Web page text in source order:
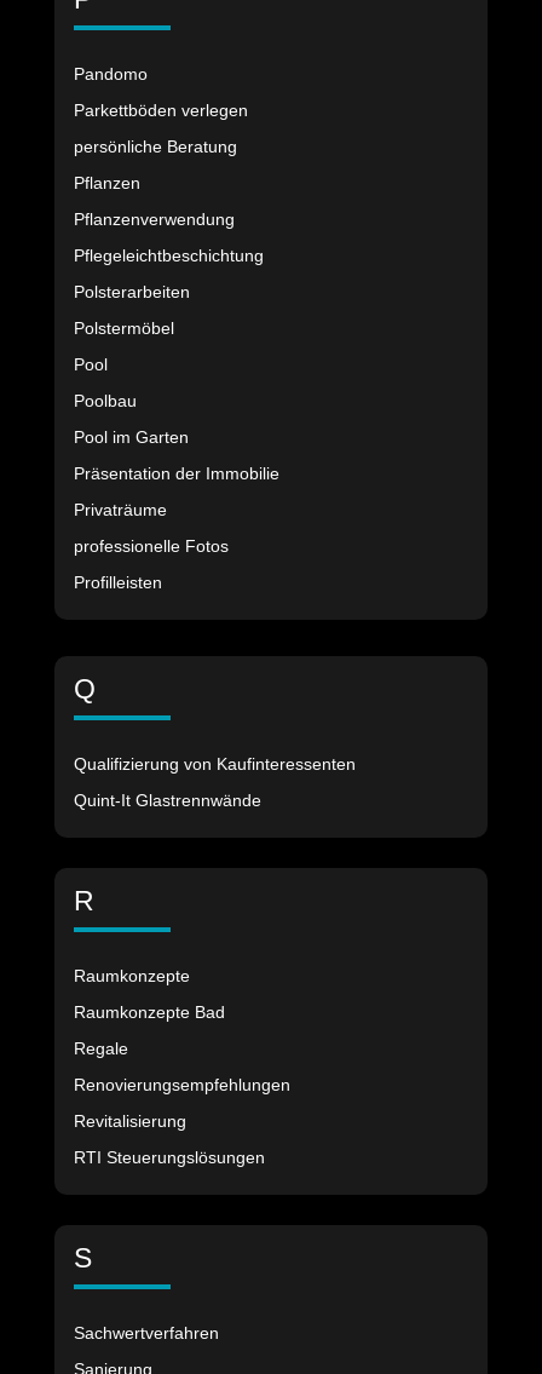
Pandomo
Parkettböden verlegen
persönliche Beratung
Pflanzen
Pflanzenverwendung
Pflegeleichtbeschichtung
Polsterarbeiten
Polstermöbel
Pool
Poolbau
Pool im Garten
Präsentation der Immobilie
Privaträume
professionelle Fotos
Profilleisten
Q
Qualifizierung von Kaufinteressenten
Quint-It Glastrennwände
R
Raumkonzepte
Raumkonzepte Bad
Regale
Renovierungsempfehlungen
Revitalisierung
RTI Steuerungslösungen
S
Sachwertverfahren
Sanierung